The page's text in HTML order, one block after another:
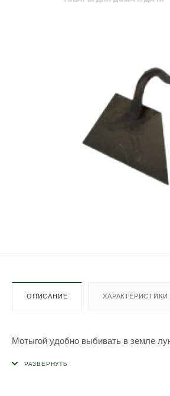
ОПИСАНИЕ ХАРАКТЕРИСТИКИ
Мотыгой удобно выбивать в земле